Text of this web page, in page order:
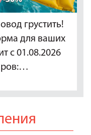
грустить!
для ваших
с 01.08.2026